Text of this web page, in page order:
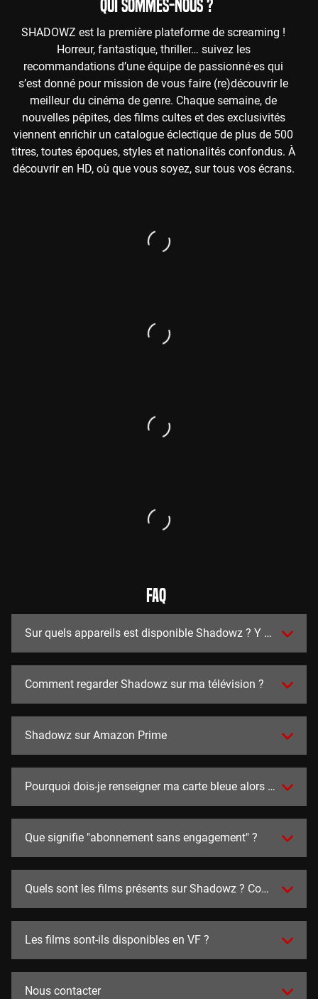
QUI SOMMES-NOUS ?
SHADOWZ est la première plateforme de screaming !
Horreur, fantastique, thriller… suivez les
recommandations d’une équipe de passionné·es qui
s’est donné pour mission de vous faire (re)découvrir le
meilleur du cinéma de genre. Chaque semaine, de
nouvelles pépites, des films cultes et des exclusivités
viennent enrichir un catalogue éclectique de plus de 500
titres, toutes époques, styles et nationalités confondus. À
découvrir en HD, où que vous soyez, sur tous vos écrans.
FAQ
Sur quels appareils est disponible Shadowz ? Y a t-il des
Comment regarder Shadowz sur ma télévision ?
Shadowz sur Amazon Prime
Pourquoi dois-je renseigner ma carte bleue alors que
Que signifie "abonnement sans engagement" ?
Quels sont les films présents sur Shadowz ? Combien y en
Les films sont-ils disponibles en VF ?
Nous contacter